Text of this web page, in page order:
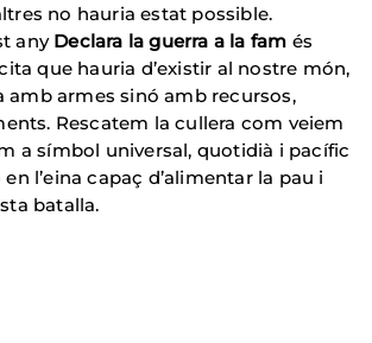
no hauria estat possible.
any Declara la guerra a la fam és
que hauria d’existir al nostre món,
amb armes sinó amb recursos,
Rescatem la cullera com veiem
a símbol universal, quotidià i pacífic
l’eina capaç d’alimentar la pau i
batalla.